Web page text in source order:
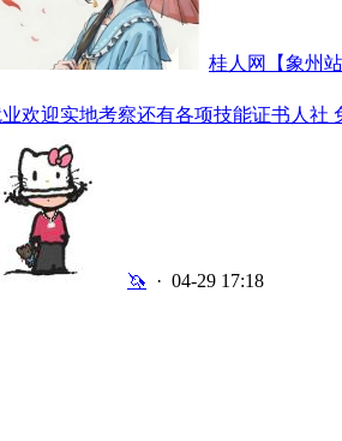
桂人网【象州
欢迎实地考察还有各项技能证书人社
🦄 · 04-29 17:18